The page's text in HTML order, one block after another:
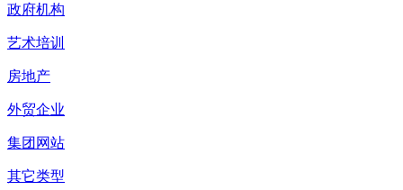
政府机构
艺术培训
房地产
外贸企业
集团网站
其它类型